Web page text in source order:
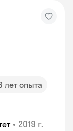
лет опыта
• 2019 г.